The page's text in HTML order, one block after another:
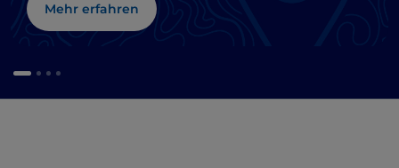
Mehr erfahren